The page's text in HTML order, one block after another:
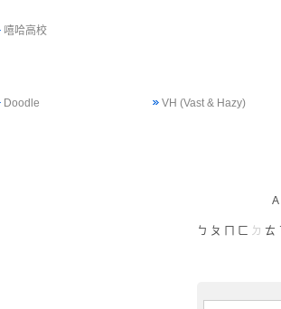
嘻哈高校
Doodle VH (Vast & Hazy)
A
ㄅ ㄆ ㄈ ㄉ ㄊ